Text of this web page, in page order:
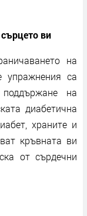
ви
на
упражнения са
на
диабетична
храните и
кръвната ви
от сърдечни